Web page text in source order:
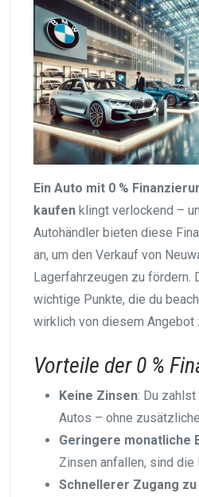
Ein Auto mit 0 %
kaufen klingt verlockend –
Autohändler bieten diese
an, um den Verkauf von
Lagerfahrzeugen zu fördern.
wichtige Punkte, die du
wirklich von diesem Angebot
Vorteile der 0 %
Keine Zinsen: Du
Autos – ohne
Geringere monatliche
Zinsen anfallen, sind die
Schnellerer Zugang zu